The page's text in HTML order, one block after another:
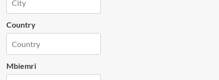
Country
Mbiemri